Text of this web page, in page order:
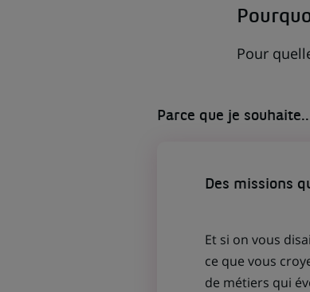
Pour
Parce que je
Des missions
Et si on vous
ce que vous
de métiers qui